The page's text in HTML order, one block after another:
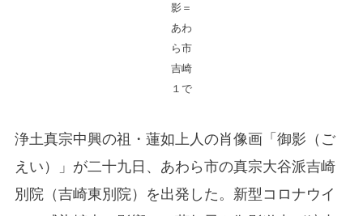
影＝
あわ
ら市
吉崎
１で
浄土真宗中興の祖・蓮如上人の肖像画「御影（ご
えい）」が二十九日、あわら市の真宗大谷派吉崎
別院（吉崎東別院）を出発した。新型コロナウイ